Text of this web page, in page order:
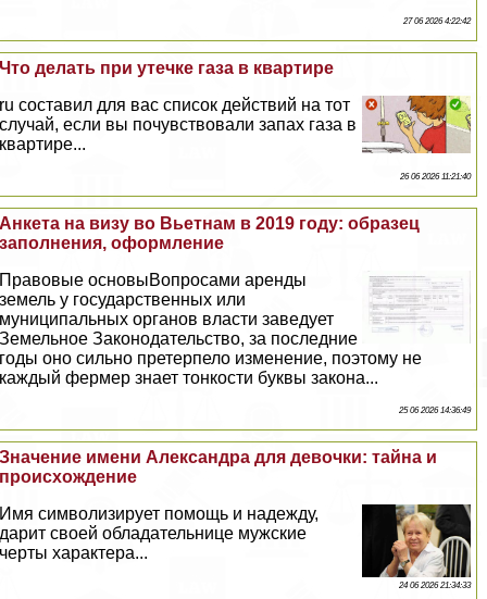
27 06 2026 4:22:42
Что делать при утечке газа в квартире
ru составил для вас список действий на тот
случай, если вы почувствовали запах газа в
квартире...
26 06 2026 11:21:40
Анкета на визу во Вьетнам в 2019 году: образец
заполнения, оформление
Правовые основыВопросами аренды
земель у государственных или
муниципальных органов власти заведует
Земельное Законодательство, за последние
годы оно сильно претерпело изменение, поэтому не
каждый фермер знает тонкости буквы закона...
25 06 2026 14:36:49
Значение имени Александра для дeвoчки: тайна и
происхождение
Имя символизирует помощь и надежду,
дарит своей обладательнице мужские
черты хаpaктера...
24 06 2026 21:34:33